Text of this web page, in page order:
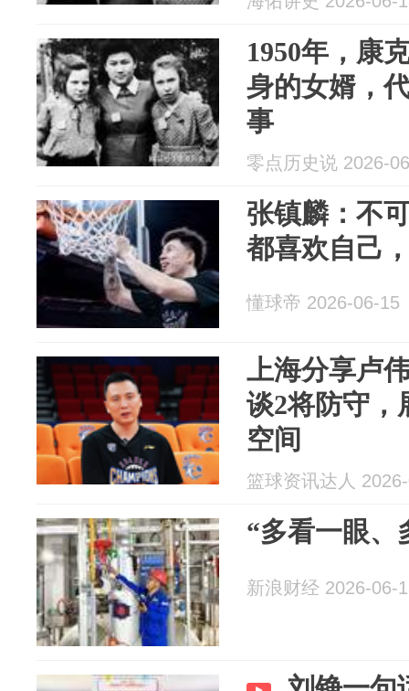
1950年，康
身的女婿，
事
零点历史说 2026-
张镇麟：不
都喜欢自己
懂球帝 2026-06-15
上海分享卢
谈2将防守，
空间
篮球资讯达人
“多看一眼、
新浪财经 2026-06-